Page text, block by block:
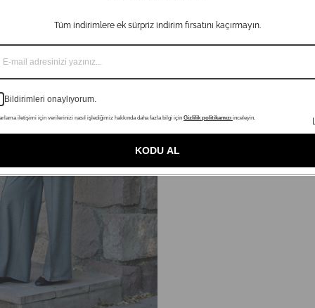
Tüm indirimlere ek sürpriz indirim fırsatını kaçırmayın.
Bildirimleri onaylıyorum.
iletişimi için verilerinizi nasıl işlediğimiz hakkında daha fazla bilgi için Gizlilik politikamızı inceleyin.
KODU AL